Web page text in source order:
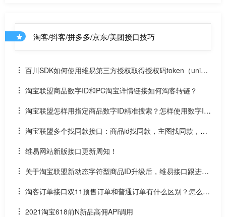
淘客/抖客/拼多多/京东/美团接口技巧
百川SDK如何使用维易第三方授权取得授权码token（uniap
p）淘宝联盟商品数字ID和PC淘宝详情链接如何淘客转链？
淘宝联盟怎样用指定商品数字ID精准搜索？怎样使用数字ID
和场景ID2转链？
淘宝联盟多个找同款接口：商品id找同款，主图找同款，SK
U找同款
维易网站新版接口更新周知！
关于淘宝联盟新动态字符型商品ID升级后，维易接口跟进情
况和API调用说明
淘客订单接口双11预售订单和普通订单有什么区别？怎么区
分是淘客双11预售订单是否已付尾款？预售中支付了定金的宝
2021淘宝618前N新品高佣API调用